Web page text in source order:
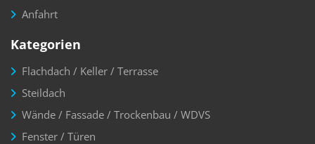
Anfahrt
Kategorien
Flachdach / Keller / Terrasse
Steildach
Wände / Fassade / Trockenbau / WDVS
Fenster / Türen